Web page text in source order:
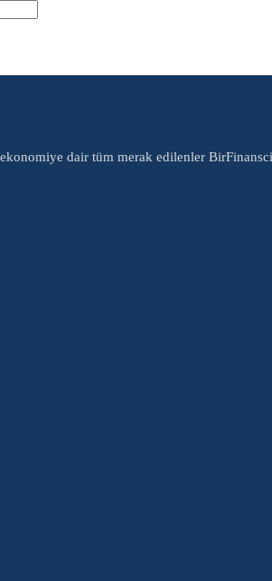
dair tüm merak edilenler